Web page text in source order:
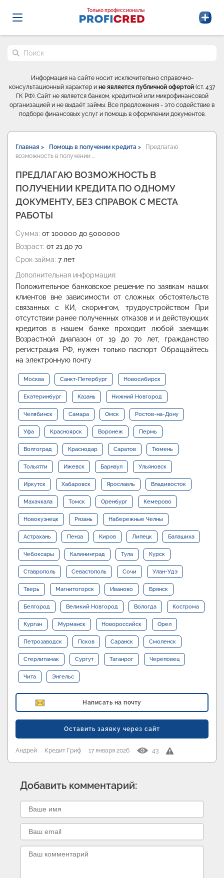
Probrokery - Только профессионалы
Только профессионалы
Поиск по сайту
Информация на сайте носит исключительно справочно-
консультационный характер и не является публичной офертой (ст. 437
ГК РФ). Сайт не является банком, кредитной или микрофинансовой
организацией и не выдаёт займы. Все предложения - это содействие в
подборе финансовых услуг и помощь в оформлении документов.
Главная > Помощь в получении кредита >
Предлагаю
возможность в получении …
ПРЕДЛАГАЮ ВОЗМОЖНОСТЬ В
ПОЛУЧЕНИИ КРЕДИТА ПО ОДНОМУ
ДОКУМЕНТУ, БЕЗ СПРАВОК С МЕСТА
РАБОТЫ
Сумма: от 100000 до 5000000
Возраст: от 21 до 70
Срок займа: 7 лет
Дополнительная информация:
Положительное банковское решение по заявкам наших
клиентов вне зависимости от сложных обстоятельств
связанных с КИ, скорингом, трудоустройством При
отсутствии ранее полученных отказов и и действующих
кредитов в нашем банке проходит любой заемщик
Возрастной диапазон от 19 до 70 лет, гражданство
регистрация РФ, нужен только паспорт Обращайтесь
на электронную почту
Москва Санкт-Петербург Новосибирск
Екатеринбург Казань Нижний Новгород
Челябинск Самара Омск Ростов-на-Дону
Уфа Красноярск Воронеж Пермь
Волгоград Краснодар Саратов Тюмень
Тольятти Ижевск Барнаул Ульяновск
Иркутск Хабаровск Ярославль Владивосток
Махачкала Томск Оренбург Кемерово
Новокузнецк Рязань Набережные Челны
Астрахань Пенза Киров Липецк Балашиха
Чебоксары Калининград Тула Курск
Ставрополь Севастополь Сочи Улан-Удэ
Тверь Магнитогорск Иваново Брянск
Белгород Великий Новгород Вологда Кострома
Курган Мурманск Новороссийск Орел
Петрозаводск Псков Саранск Смоленск
Стерлитамак Сургут Таганрог Череповец
Чита Энгельс
Написать на почту
Оставить заявку через сайт
Андрей Кредит Гриф 17 января 2026 43
Добавить комментарий: